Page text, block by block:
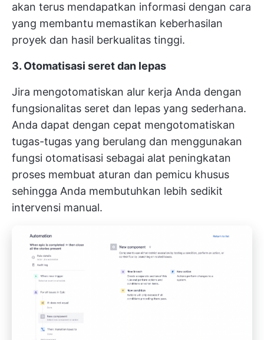
akan terus mendapatkan informasi dengan cara
yang membantu memastikan keberhasilan
proyek dan hasil berkualitas tinggi.
3. Otomatisasi seret dan lepas
Jira mengotomatiskan alur kerja Anda dengan
fungsionalitas seret dan lepas yang sederhana.
Anda dapat dengan cepat mengotomatiskan
tugas-tugas yang berulang dan menggunakan
fungsi otomatisasi sebagai alat peningkatan
proses membuat aturan dan pemicu khusus
sehingga Anda membutuhkan lebih sedikit
intervensi manual.